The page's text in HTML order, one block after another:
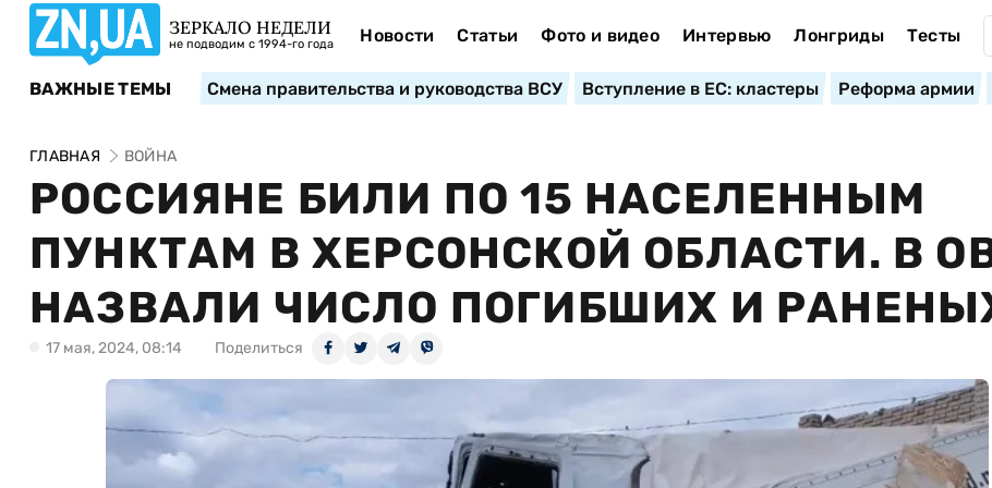
ЗЕРКАЛО НЕДЕЛИ
не подводим с 1994-го года Новости Статьи Фото и видео Интервью Лонгриды Тесты
ВАЖНЫЕ ТЕМЫ Смена правительства и руководства ВСУ Вступление в ЕС: кластеры Реформа армии
ГЛАВНАЯ ВОЙНА
РОССИЯНЕ БИЛИ ПО 15 НАСЕЛЕННЫМ
ПУНКТАМ В ХЕРСОНСКОЙ ОБЛАСТИ. В
НАЗВАЛИ ЧИСЛО ПОГИБШИХ И
17 мая, 2024, 08:14 Поделиться